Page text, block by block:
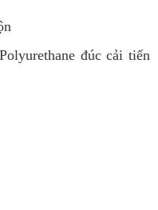
đúc cải tiến